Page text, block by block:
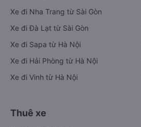
Xe đi Nha Trang từ Sài Gòn
Xe đi Đà Lạt từ Sài Gòn
Xe đi Sapa từ Hà Nội
Xe đi Hải Phòng từ Hà Nội
Xe đi Vinh từ Hà Nội
Thuê xe